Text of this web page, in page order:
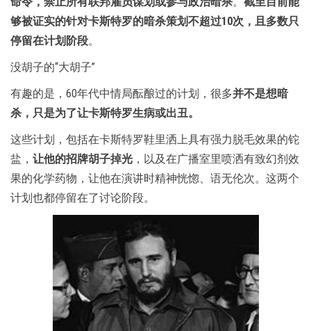
够被证实的针对卡斯特罗的暗杀策划不超过10次，且多数只
停留在计划阶段。
没胡子的“大胡子”
有趣的是，60年代中情局酝酿过的计划，很多并不是想暗
杀，只是为了让卡斯特罗生病或出丑。
这些计划，包括在卡斯特罗鞋里洒上具有强力脱毛效果的铊
盐， 让他的招牌胡子掉光 ，以及在广播室里喷洒有致幻剂效
果的化学药物，让他在演讲时精神恍惚、语无伦次。这两个
计划也都停留在了讨论阶段。